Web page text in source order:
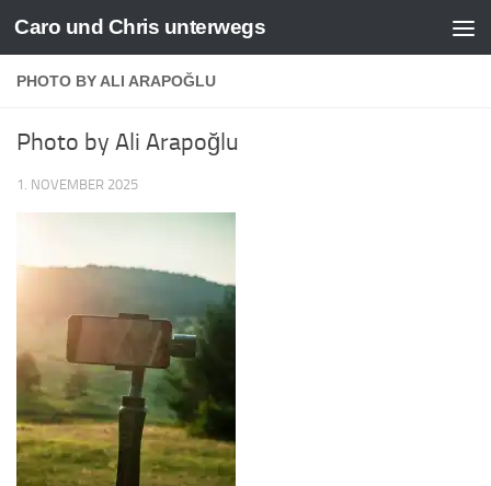
Zum Inhalt springen
Caro und Chris unterwegs
PHOTO BY ALI ARAPOĞLU
Photo by Ali Arapoğlu
1. NOVEMBER 2025